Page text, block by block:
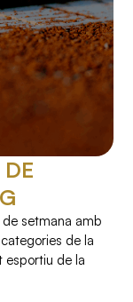
setmana amb
de la
esportiu de la